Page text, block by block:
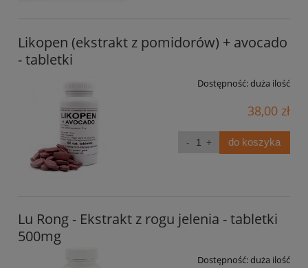
Likopen (ekstrakt z pomidorów) + avocado
- tabletki
Dostępność:duża ilość
38,00 zł
do koszyka
Lu Rong - Ekstrakt z rogu jelenia - tabletki
500mg
Dostępność:duża ilość